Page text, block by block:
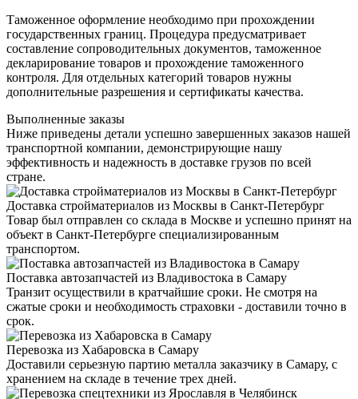
Таможенное оформление необходимо при прохождении
государственных границ. Процедура предусматривает
составление сопроводительных документов, таможенное
декларирование товаров и прохождение таможенного
контроля. Для отдельных категорий товаров нужны
дополнительные разрешения и сертификаты качества.
Выполненные заказы
Ниже приведены детали успешно завершенных заказов нашей
транспортной компании, демонстрирующие нашу
эффективность и надежность в доставке грузов по всей
стране.
Доставка стройматериалов из Москвы в Санкт-Петербург
Товар был отправлен со склада в Москве и успешно принят на
объект в Санкт-Петербурге специализированным
транспортом.
Поставка автозапчастей из Владивостока в Самару
Транзит осуществили в кратчайшие сроки. Не смотря на
сжатые сроки и необходимость страховки - доставили точно в
срок.
Перевозка из Хабаровска в Самару
Доставили серьезную партию металла заказчику в Самару, с
хранением на складе в течение трех дней.